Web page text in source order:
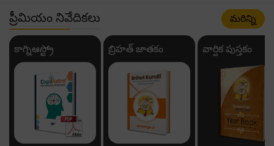
ప్రీమియం నివేదికలు మరిన్ని
కాగ్నిఆస్ట్రో బ్రిహత్ జాతకం వార్షిక పుస్తకం